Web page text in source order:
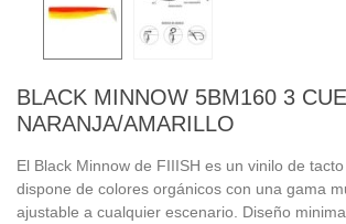
BLACK MINNOW 5BM160 3
NARANJA/AMARILLO
El Black Minnow de FIIISH es un vinilo de tacto
dispone de colores orgánicos con una gama
ajustable a cualquier escenario. Diseño